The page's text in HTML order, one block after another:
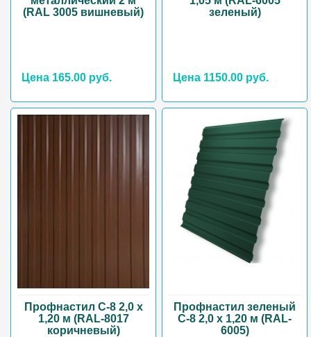
(RAL 3005 вишневый)
Цена 165.00 руб.
зеленый)
Цена 1150.00 руб.
Профнастил С-8 2,0 х
1,20 м (RAL-8017
коричневый)
Профнастил зеленый
С-8 2,0 х 1,20 м (RAL-
6005)